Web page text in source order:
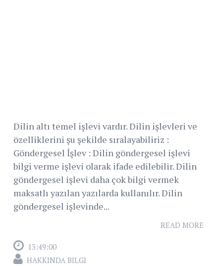
Dilin altı temel işlevi vardır. Dilin işlevleri ve
özelliklerini şu şekilde sıralayabiliriz :
Göndergesel İşlev : Dilin göndergesel işlevi
bilgi verme işlevi olarak ifade edilebilir. Dilin
göndergesel işlevi daha çok bilgi vermek
maksatlı yazılan yazılarda kullanılır. Dilin
göndergesel işlevinde...
READ MORE
13:49:00
HAKKINDA BILGI